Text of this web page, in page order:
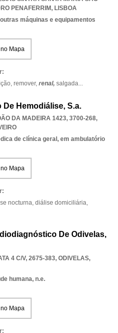
PENAFERRIM, LISBOA
máquinas e equipamentos
Mapa
remover, renal, salgada...
Hemodiálise, S.a.
DA MADEIRA 1423, 3700-268,
de clínica geral, em ambulatório
Mapa
nocturna, diálise domiciliária,
De Odivelas,
4 C/V, 2675-383, ODIVELAS,
humana, n.e.
Mapa